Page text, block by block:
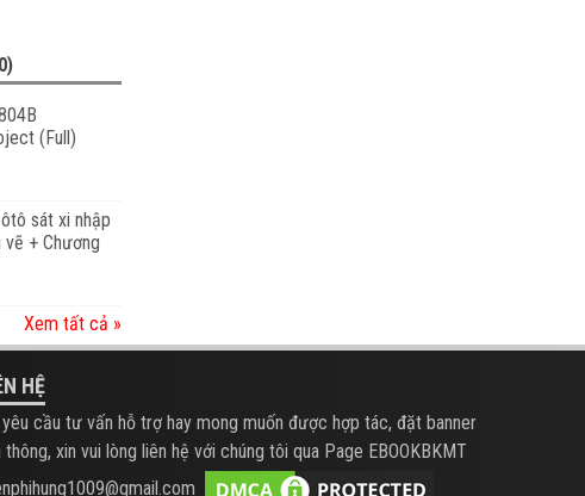
(Full)
sát xi nhập
vẽ + Chương
Xem tất cả »
HỆ
cầu tư vấn hỗ trợ hay mong muốn được hợp tác, đặt banner
xin vui lòng liên hệ với chúng tôi qua Page EBOOKBKMT